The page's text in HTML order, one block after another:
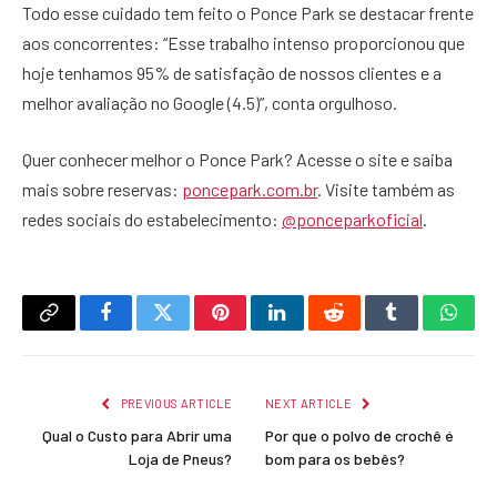
Todo esse cuidado tem feito o Ponce Park se destacar frente
aos concorrentes: “Esse trabalho intenso proporcionou que
hoje tenhamos 95% de satisfação de nossos clientes e a
melhor avaliação no Google (4.5)”, conta orgulhoso.
Quer conhecer melhor o Ponce Park? Acesse o site e saiba
mais sobre reservas: poncepark.com.br. Visite também as
redes sociais do estabelecimento: @ponceparkoficial.
Copy
FacebookTwitterPinterestLinkedInRedditTumblr
PREVIOUS ARTICLE
Qual o Custo para Abrir uma
Loja de Pneus?
NEXT ARTICLE
Por que o polvo de crochê é
bom para os bebês?